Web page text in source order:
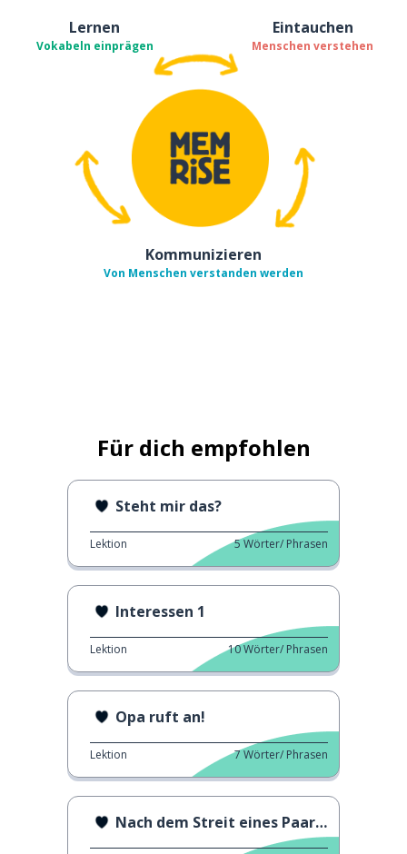
Lernen
Vokabeln einprägen
Eintauchen
Menschen verstehen
Kommunizieren
Von Menschen verstanden werden
Für dich empfohlen
Steht mir das?
Lektion 5Wörter/ Phrasen
Interessen 1
Lektion 10Wörter/ Phrasen
Opa ruft an!
Lektion 7Wörter/ Phrasen
Nach dem Streit eines Paares